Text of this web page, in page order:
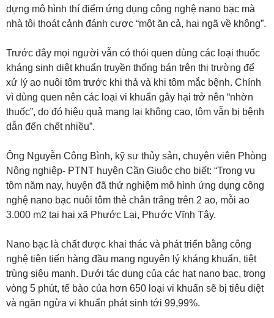
dựng mô hình thí điểm ứng dụng công nghệ nano bạc mà
nhà tôi thoát cảnh đánh cược “một ăn cả, hai ngã về không”.
Trước đây mọi người vẫn có thói quen dùng các loại thuốc
kháng sinh diệt khuẩn truyền thống bán trên thị trường để
xử lý ao nuôi tôm trước khi thả và khi tôm mắc bệnh. Chính
vì dùng quen nên các loại vi khuẩn gây hại trở nên “nhờn
thuốc”, do đó hiệu quả mang lại không cao, tôm vẫn bị bệnh
dẫn đến chết nhiều”.
Ông Nguyễn Công Bình, kỹ sư thủy sản, chuyên viên Phòng
Nông nghiệp- PTNT huyện Cần Giuộc cho biết: “Trong vụ
tôm năm nay, huyện đã thử nghiệm mô hình ứng dụng công
nghệ nano bạc nuôi tôm thẻ chân trắng trên 2 ao, mỗi ao
3.000 m2 tại hai xã Phước Lại, Phước Vĩnh Tây.
Nano bạc là chất được khai thác và phát triển bằng công
nghệ tiên tiến hàng đầu mang nguyên lý kháng khuẩn, tiệt
trùng siêu mạnh. Dưới tác dụng của các hạt nano bạc, trong
vòng 5 phút, tế bào của hơn 650 loại vi khuẩn sẽ bị tiêu diệt
và ngăn ngừa vi khuẩn phát sinh tới 99,99%.